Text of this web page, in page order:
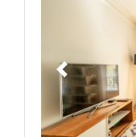
Précédent